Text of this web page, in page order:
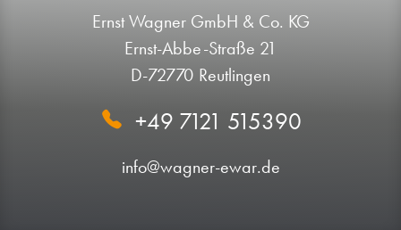
Ernst Wagner GmbH & Co. KG
Ernst-Abbe-Straße 21
D-72770 Reutlingen
+49 7121 515390
info@wagner-ewar.de